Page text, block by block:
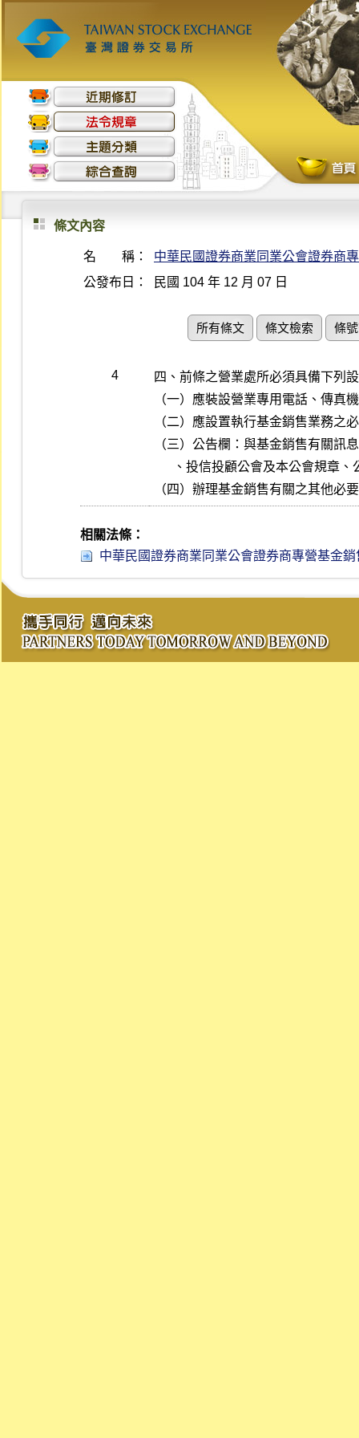
條文內容
名 稱：
中華民國證券商業同業公會證券商
公發布日：
民國 104 年 12 月 07 日
所有條文 條文檢索 條
4
四、前條之營業處所必須具備下列
（一）應裝設營業專用電話、傳真
（二）應設置執行基金銷售業務之
（三）公告欄：與基金銷售有關訊
（四）辦理基金銷售有關之其他必
相關法條：
中華民國證券商業同業公會證券商專營基金